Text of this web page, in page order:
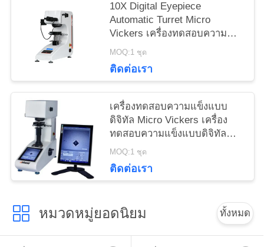
10X Digital Eyepiece
Automatic Turret Micro
Vickers เครื่องทดสอบความ
แข็งด้วย Max Force 1Kgf
MOQ:1 ชุด
ติดต่อเรา
เครื่องทดสอบความแข็งแบบ
ดิจิทัล Micro Vickers เครื่อง
ทดสอบความแข็งแบบดิจิทัล
Micro Vickers พร้อมโปรแกรม
MOQ:1 ชุด
ติดต่อเรา
หมวดหมู่ยอดนิยม ทั้งหมด